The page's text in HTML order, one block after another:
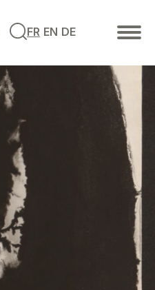
FR EN DE